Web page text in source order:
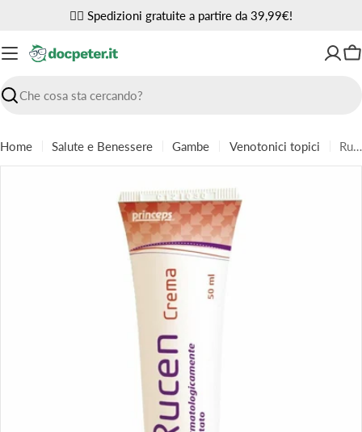
contenuto
✌🏼 Spedizioni gratuite a partire da 39,99€!
Ricerca
Home Salute e Benessere Gambe Venotonici topici
Rucen crema gel 50ml
Apri supporto 0 in modalità modale